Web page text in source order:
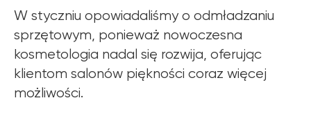
W styczniu opowiadaliśmy o odmładzaniu
sprzętowym, ponieważ nowoczesna
kosmetologia nadal się rozwija, oferując
klientom salonów piękności coraz więcej
możliwości.